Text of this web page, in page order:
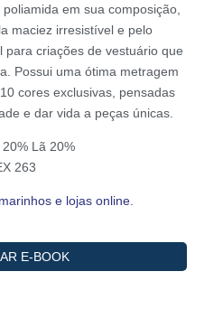
em sua composição,
maciez irresistível e pelo
para criações de vestuário que
Possui uma ótima metragem
cores exclusivas, pensadas
e dar vida a peças únicas.
Lã 20%
263
e lojas online.